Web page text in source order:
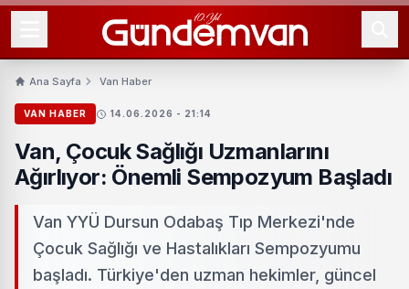
Ana Sayfa Van Haber
VAN HABER 14.06.2026 - 21:14
Van, Çocuk Sağlığı Uzmanlarını
Ağırlıyor: Önemli Sempozyum Başladı
Van YYÜ Dursun Odabaş Tıp Merkezi'nde
Çocuk Sağlığı ve Hastalıkları Sempozyumu
başladı. Türkiye'den uzman hekimler, güncel